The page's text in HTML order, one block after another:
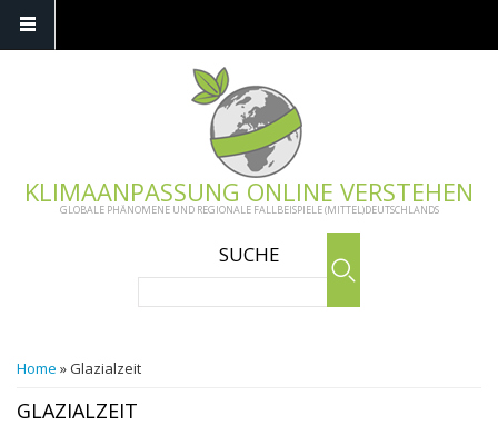
KLIMAANPASSUNG ONLINE VERSTEHEN
GLOBALE PHÄNOMENE UND REGIONALE FALLBEISPIELE (MITTEL)DEUTSCHLANDS
SUCHE
YOU ARE HERE
Home » Glazialzeit
GLAZIALZEIT